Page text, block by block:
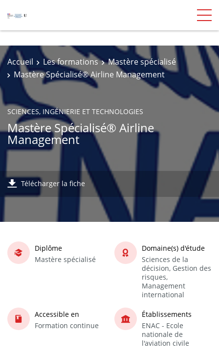
Accueil Les formations
Mastère spécialisé
Mastère Spécialisé® Airline Management
SCIENCES, INGÉNIERIE ET TECHNOLOGIES
Mastère Spécialisé® Airline
Management
Télécharger la fiche
Diplôme
Mastère spécialisé
Domaine(s) d'étude
Sciences de la
décision, Gestion des
risques,
Management
international
Accessible en
Formation continue
Établissements
ENAC - Ecole
nationale de
l'aviation civile